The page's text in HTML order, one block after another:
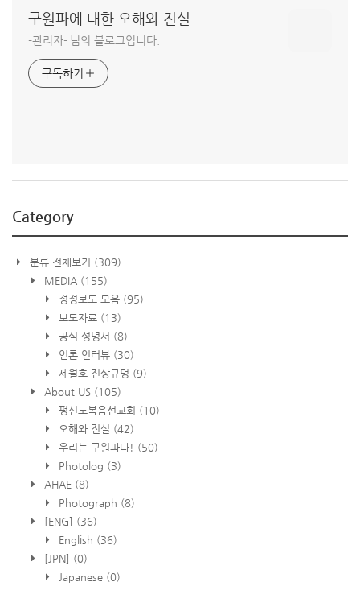
구원파에 대한 오해와 진실
-관리자- 님의 블로그입니다.
구독하기
Category
분류 전체보기 (309)
MEDIA (155)
정정보도 모음 (95)
보도자료 (13)
공식 성명서 (8)
언론 인터뷰 (30)
세월호 진상규명 (9)
About US (105)
평신도복음선교회 (10)
오해와 진실 (42)
우리는 구원파다! (50)
Photolog (3)
AHAE (8)
Photograph (8)
[ENG] (36)
English (36)
[JPN] (0)
Japanese (0)